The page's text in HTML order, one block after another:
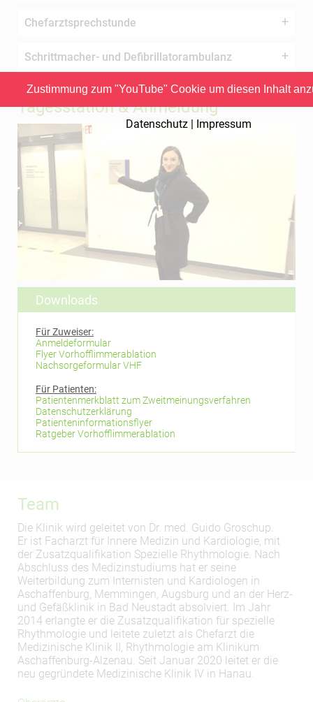
Chefarztsprechstunde
Schrittmacher- und Defibrillatorambulanz
Ihr Weg zur Herzkatheter
Tagesstation & Anmeldung
Zustimmung zum "YouTube" Cookie um diesen Inhalt
Datenschutz | Impressum
Downloads
Für Zuweiser:
Anmeldeformular
Flyer Vorhofflimmerablation
Nachsorgeformular VHF
Für Patienten:
Patientenmerkblatt zum Zweitmeinungsverfahren
Datenschutzerklärung
Patienteninformationsflyer
Ratgeber Vorhofflimmerablation
Team
Die Klinik wird geleitet von Dr. med. Guido Groschup.
Er ist Facharzt für Innere Medizin und Kardiologie, mit
der Zusatzqualifikation Spezielle Rhythmologie. Nach
Abschluss des Medizinstudiums hat er seine
Weiterbildung zum Internisten und Kardiologen in
Aschaffenburg, Memmingen, Augsburg und an der Herz-
und Gefäßklinik in Bad Neustadt absolviert. Im Jahr
2014 erlangte er die Zusatzqualifikation für spezielle
Rhythmologie und leitete zuletzt als Chefarzt die
Medizinische Klinik II, Rhythmologie am Klinikum
Aschaffenburg-Alzenau. Seit Januar 2020 leitet er die
neu gegründete Medizinische Klinik IV in Hanau.